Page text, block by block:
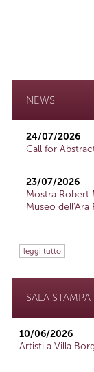
NEWS
24/07/2026
Call for
23/07/2026
Mostra Robert
Museo dell'Ara
leggi tutto
SALA STAMPA
10/06/2026
Artisti a Villa